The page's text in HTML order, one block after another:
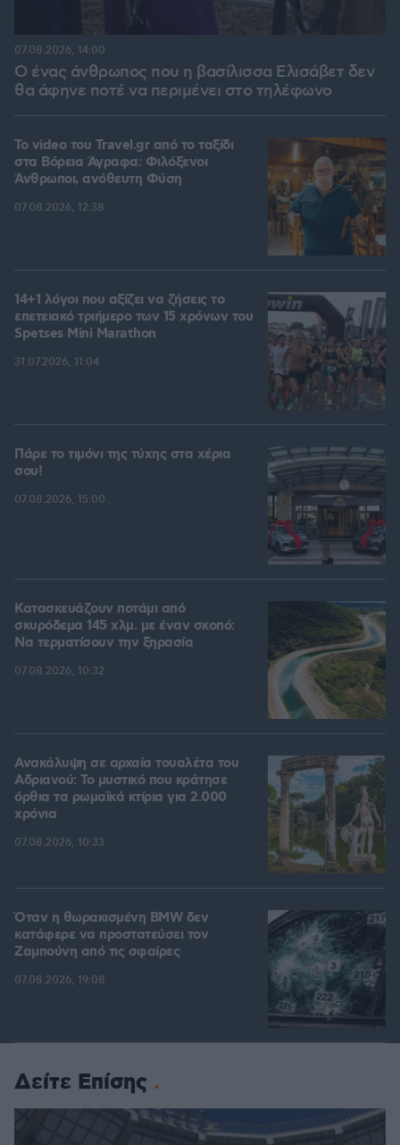
Ο ένας άνθρωπος που η βασίλισσα Ελισάβετ δεν
θα άφηνε ποτέ να περιμένει στο τηλέφωνο
07.08.2026, 14:00
To video του Travel.gr από το ταξίδι
στα Βόρεια Άγραφα: Φιλόξενοι
Άνθρωποι, ανόθευτη Φύση
07.08.2026, 12:38
14+1 λόγοι που αξίζει να ζήσεις το
επετειακό τριήμερο των 15 χρόνων του
Spetses Mini Marathon
31.07.2026, 11:04
Πάρε το τιμόνι της τύχης στα χέρια
σου!
07.08.2026, 15:00
Κατασκευάζουν ποτάμι από
σκυρόδεμα 145 χλμ. με έναν σκοπό:
Να τερματίσουν την ξηρασία
07.08.2026, 10:32
Ανακάλυψη σε αρχαία τουαλέτα του
Αδριανού: Το μυστικό που κράτησε
όρθια τα ρωμαϊκά κτίρια για 2.000
χρόνια
07.08.2026, 10:33
Όταν η θωρακισμένη BMW δεν
κατάφερε να προστατεύσει τον
Ζαμπούνη από τις σφαίρες
07.08.2026, 19:08
Δείτε Επίσης